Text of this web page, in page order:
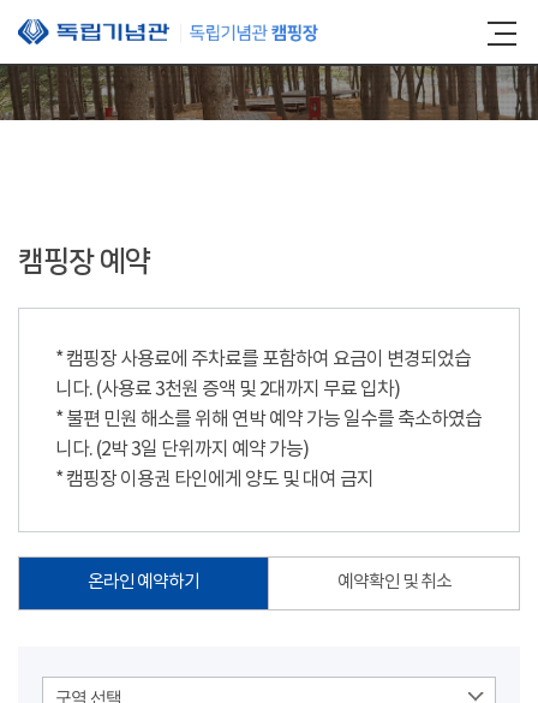
본문 바로가기
캠핑장 예약
* 캠핑장 사용료에 주차료를 포함하여 요금이 변경되었습
니다. (사용료 3천원 증액 및 2대까지 무료 입차)
* 불편 민원 해소를 위해 연박 예약 가능 일수를 축소하였습
니다. (2박 3일 단위까지 예약 가능)
* 캠핑장 이용권 타인에게 양도 및 대여 금지
온라인 예약하기 예약확인 및 취소
구역 선택